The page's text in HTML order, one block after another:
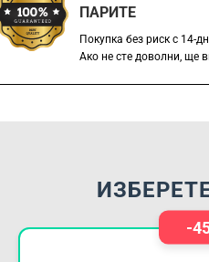
ПАРИТЕ
Покупка без риск с 14-
Ако не сте доволни, ще
-